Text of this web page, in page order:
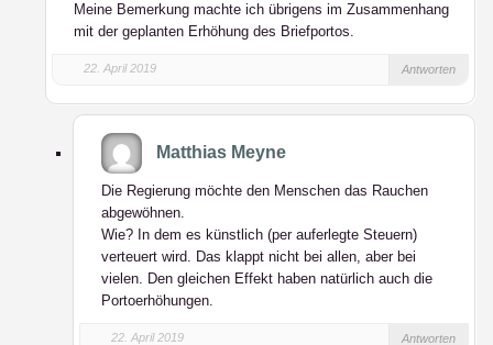
Meine Bemerkung machte ich übrigens im Zusammenhang
mit der geplanten Erhöhung des Briefportos.
22. April 2019 Antworten
Matthias Meyne
Die Regierung möchte den Menschen das Rauchen
abgewöhnen.
Wie? In dem es künstlich (per auferlegte Steuern)
verteuert wird. Das klappt nicht bei allen, aber bei
vielen. Den gleichen Effekt haben natürlich auch die
Portoerhöhungen.
22. April 2019 Antworten